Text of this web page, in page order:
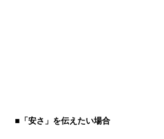
■「安さ」を伝えたい場合